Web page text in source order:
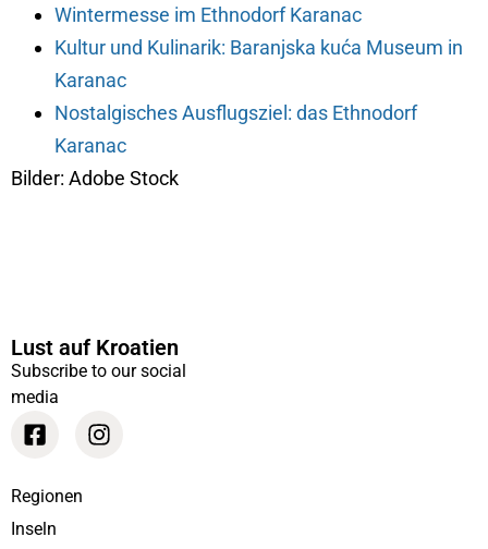
Wintermesse im Ethnodorf Karanac
Kultur und Kulinarik: Baranjska kuća Museum in
Karanac
Nostalgisches Ausflugsziel: das Ethnodorf
Karanac
Bilder: Adobe Stock
Lust auf Kroatien
Subscribe to our social
media
Regionen
Inseln